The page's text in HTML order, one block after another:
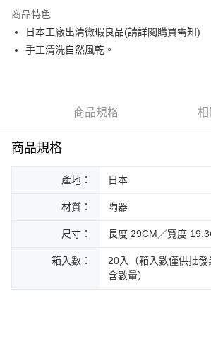
街口支付
悠遊付
運送方式
每筆NT$200，滿NT$1,000(含以上)免運費
黑貓外島宅配
每筆NT$360
商品特色
日本工廠出清微瑕良品(請詳閱購買需知)
手工清洗自然風乾。
商品規格 相
商品規格
產地： 日本
材質： 陶器
尺寸： 長度 29CM／寬度
箱入數：
20入（箱入數僅供批
含數量）